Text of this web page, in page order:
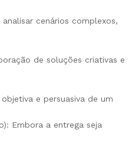
analisar cenários complexos,
de soluções criativas e
e persuasiva de um
Embora a entrega seja